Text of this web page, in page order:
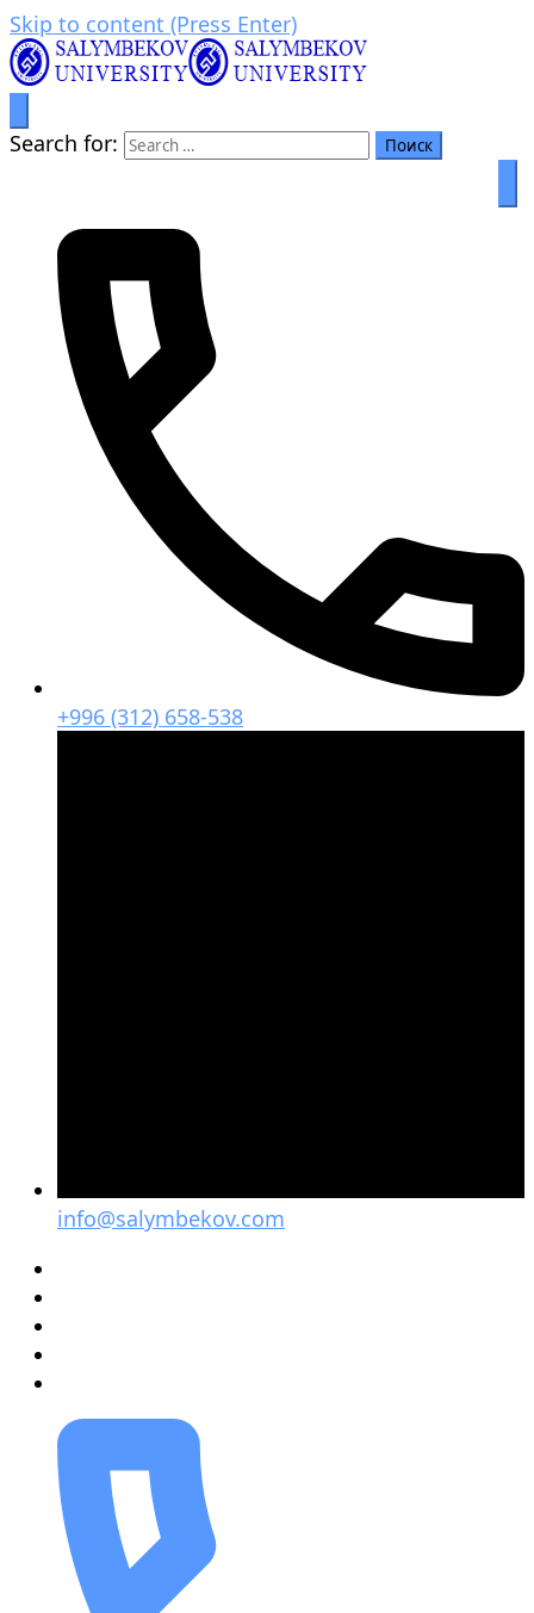
Skip to content (Press Enter)
Салымбеков университет
Prosperity through education
Search for:
+996 (312) 658-538
info@salymbekov.com